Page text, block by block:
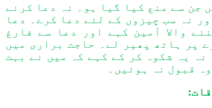
جن سے منع کیا گیا ہو۔ نہ دعا کرنے
نہ سب چیزوں کے لئے دعا کرے۔ دعا
والا آمین کہے اور دعا سے فارغ
پر ہاتھ پھیر لے۔ حاجت براری میں
نہ یہ شکوہ کر کے کہے کہ میں نے بہت
قبول نہ ہوئیں۔